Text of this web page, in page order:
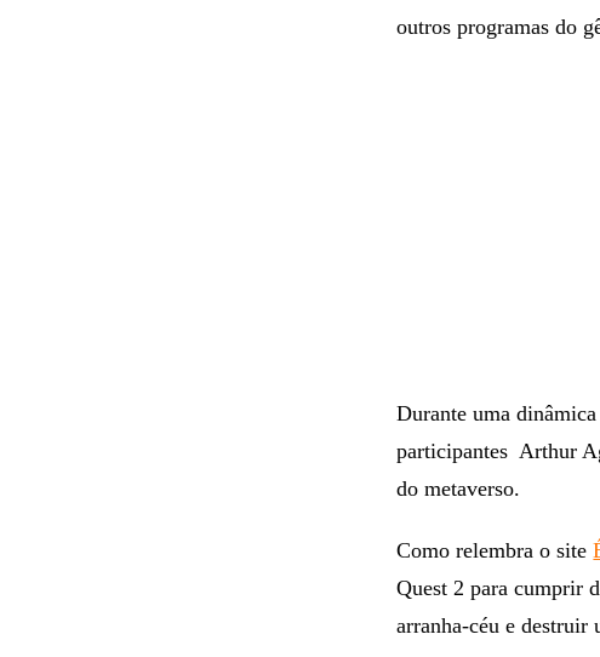
outros programas do
Durante uma
participantes Arthur
do metaverso.
Como relembra o site
Quest 2 para cumprir
arranha-céu e destruir